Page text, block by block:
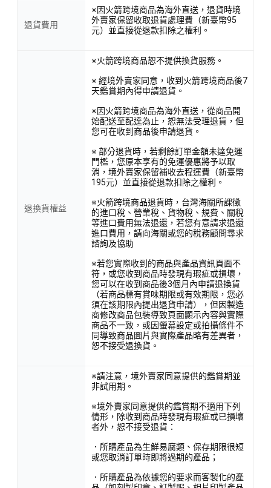
退貨費用
※因火箭跨境商品為海外直送，退貨時境
外賣家保留收取退貨處理費（新臺幣95
元）並直接從退款扣除之權利。
退換貨權益
※火箭跨境商品恕不提供換貨服務。
※ 經境外賣家同意，收到火箭跨境商品後7
天鑑賞期內得申請退貨。
※因火箭跨境商品為海外直送，從商品開
始配送至配達為止，恕無法受理退貨，但
您可在收到商品後申請退貨。
※ 部分退貨時，若剩餘訂單金額未達免運
門檻，您原本享有的免運優惠將予以取
消，境外賣家保留補收去程運費（新臺幣
195元）並直接從退款扣除之權利。
※火箭跨境商品退貨時，台灣海關所課徵
的進口稅、營業稅、貨物稅、規費、關稅
等進口費用無法退還，若您有意請求退還
進口費用，請向海關或您的稅務顧問尋求
諮詢及協助
※若您實際收到的商品與產品資訊頁面不
符，或您收到商品時發現有瑕疵或損壞，
您可以在收到商品後3個月內申請退換貨
（若商品標有賞味期限或有效期限，您必
須在該期限內提出退貨申請），但因製造
商修改商品包裝導致頁面顯示內容與實際
商品不一致，或因螢幕設定或拍攝條件不
同導致商品圖片與實際產品略有差異者，
恕不接受退換貨。
※請注意，境外賣家同意提供的鑑賞期並
非試用期。
※境外賣家同意提供的鑑賞期不適用下列
情形，除收到商品時發現有瑕疵或已損壞
者外，恕不接受退貨：
．所購產品為生鮮易腐類、保存期限很短
或您取消訂單時即將過期的產品；
．所購產品為依據您的要求而客製化的產